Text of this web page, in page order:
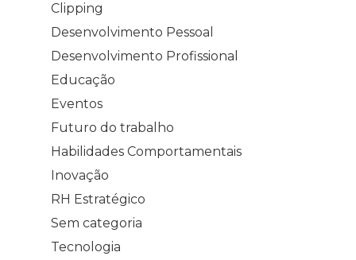
Clipping
Desenvolvimento Pessoal
Desenvolvimento Profissional
Educação
Eventos
Futuro do trabalho
Habilidades Comportamentais
Inovação
RH Estratégico
Sem categoria
Tecnologia